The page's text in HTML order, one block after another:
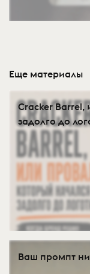
Еще материалы
Cracker Barrel,
задолго до
Ваш промпт